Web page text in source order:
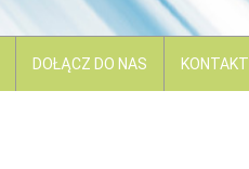
DOŁĄCZ DO NAS KONTAKT